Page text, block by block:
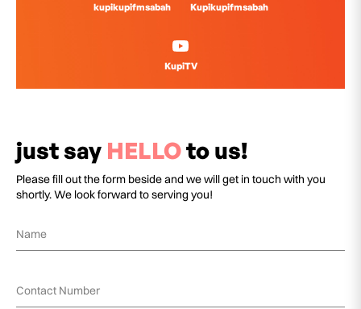
kupikupifmsabah Kupikupifmsabah
KupiTV
just say HELLOto us!
Please fill out the form beside and we will get in touch with you
shortly. We look forward to serving you!